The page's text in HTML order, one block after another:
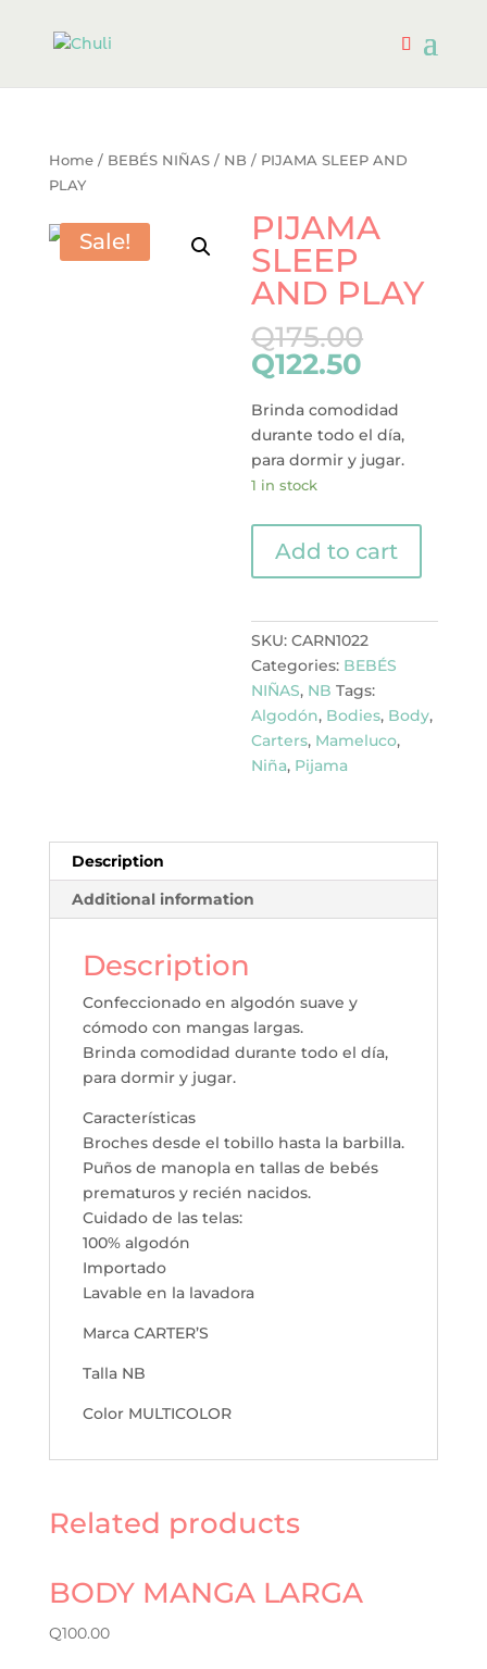
Home/ BEBÉS NIÑAS/ NB / PIJAMA SLEEP AND
PLAY
Sale!
PIJAMA
SLEEP
AND PLAY
Q175.00
Q122.50
Brinda comodidad
durante todo el día,
para dormir y jugar.
1 in stock
SLEEP
quantity
Add to cart
SKU:CARN1022
Categories: BEBÉS
NIÑAS, NB Tags:
Algodón, Bodies, Body,
Carters, Mameluco,
Niña, Pijama
Description
Additional information
Description
Confeccionado en algodón suave y
cómodo con mangas largas.
Brinda comodidad durante todo el día,
para dormir y jugar.
Características
Broches desde el tobillo hasta la barbilla.
Puños de manopla en tallas de bebés
prematuros y recién nacidos.
Cuidado de las telas:
100% algodón
Importado
Lavable en la lavadora
Marca CARTER’S
Talla NB
Color MULTICOLOR
Related products
BODY MANGA LARGA
Q100.00